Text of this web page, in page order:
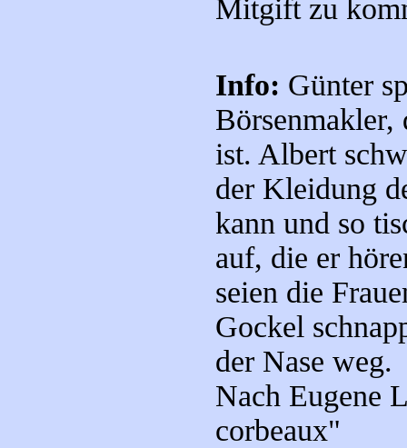
Mitgift zu
Info: Günter
Börsenmakler,
ist. Albert
der Kleidung
kann und so
auf, die er
seien die
Gockel
der Nase weg.
Nach Eugene
corbeaux"